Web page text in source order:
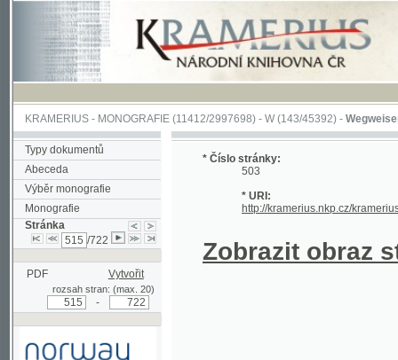
KRAMERIUS-MONOGRAFIE(11412/2997698) -W (143/45392)-Wegweiser durch
Typy dokumentů
Abeceda
Výběr monografie
Monografie
Stránka
/722
PDF Vytvořit
rozsah stran: (max. 20)
* Číslo stránky:
503
* URI:
http://kramerius.nkp.cz/kramerius/